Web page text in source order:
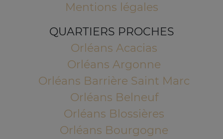
Mentions légales
QUARTIERS PROCHES
Orléans Acacias
Orléans Argonne
Orléans Barrière Saint Marc
Orléans Belneuf
Orléans Blossières
Orléans Bourgogne